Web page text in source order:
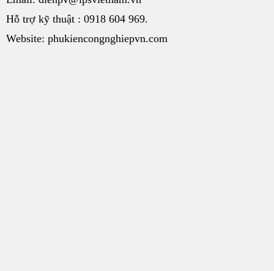
Hỗ trợ kỹ thuật : 0918 604 969.
Website: phukiencongnghiepvn.com